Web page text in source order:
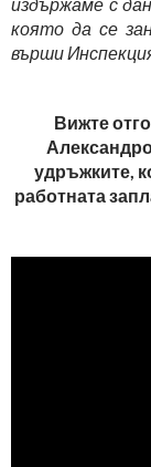
която да се
върши
Вижте
удръжките,
работната